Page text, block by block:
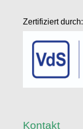
Zertifiziert durch:
Kontakt